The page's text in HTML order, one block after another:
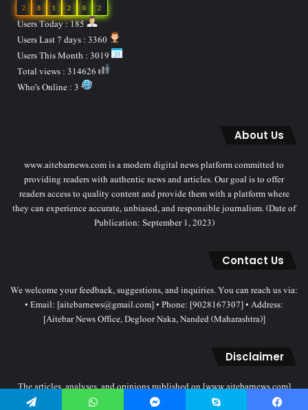
2
0
2
1
8
2
Users Today : 185
About Us
www.aitebarnews.com is a modern digital news platform committed to
providing readers with authentic news and articles. Our goal is to offer
readers access to quality content and provide them with a platform where
they can experience accurate, unbiased, and responsible journalism. (Date of
Publication: September 1, 2023)
Contact Us
We welcome your feedback, suggestions, and inquiries. You can reach us via:
• Email: [aitebarnews@gmail.com] • Phone: [9028167307] • Address:
[Aitebar News Office, Degloor Naka, Nanded (Maharashtra)]
Disclaimer
The articles, analyses, and opinions published on [www.aitebarnews.com]
solely represent the personal views and opinions of the authors. These views